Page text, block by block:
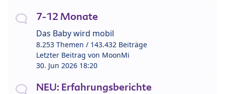
7-12 Monate
Das Baby wird mobil
8.253 Themen / 143.432 Beiträge
Letzter Beitrag von MoonMi
30. Jun 2026 18:20
NEU: Erfahrungsberichte